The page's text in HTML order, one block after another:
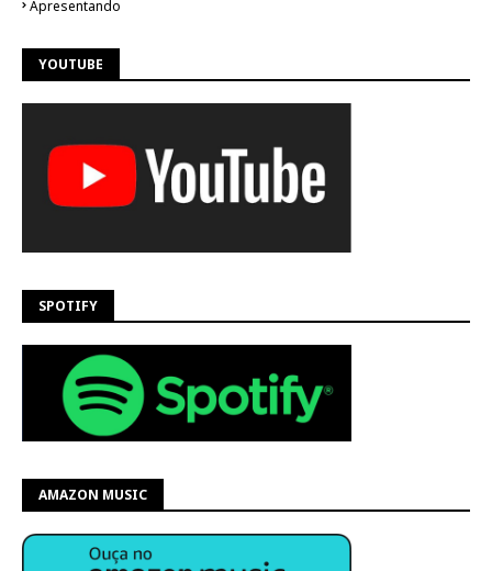
Apresentando
YOUTUBE
SPOTIFY
AMAZON MUSIC